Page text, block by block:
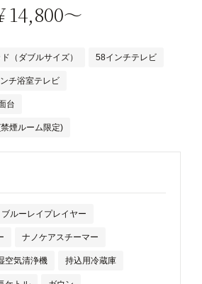
14,800～
（ダブルサイズ） 58インチテレビ
チ浴室テレビ
台
煙ルーム限定)
ブルーレイプレイヤー
ナノケアスチーマー
空気清浄機 持込用冷蔵庫